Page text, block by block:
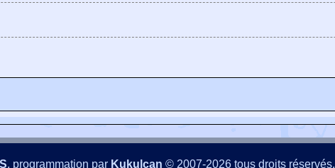
, programmation par Kukulcan © 2007-2026 tous droits réservés.